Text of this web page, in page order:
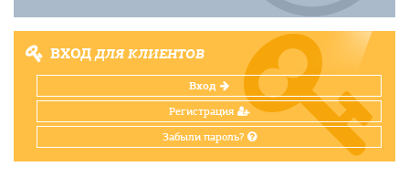
ВХОДДЛЯ КЛИЕНТОВ
Вход
Регистрация
Забыли пароль?